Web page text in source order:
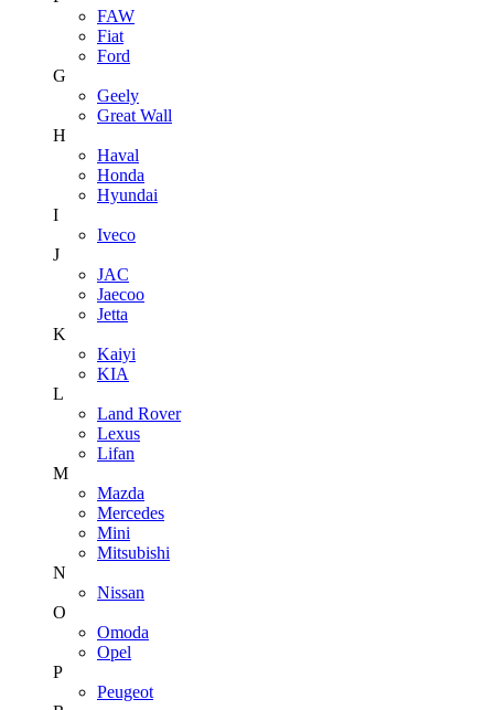
FAW
Fiat
Ford
G
Geely
Great Wall
H
Haval
Honda
Hyundai
I
Iveco
J
JAC
Jaecoo
Jetta
K
Kaiyi
KIA
L
Land Rover
Lexus
Lifan
M
Mazda
Mercedes
Mini
Mitsubishi
N
Nissan
O
Omoda
Opel
P
Peugeot